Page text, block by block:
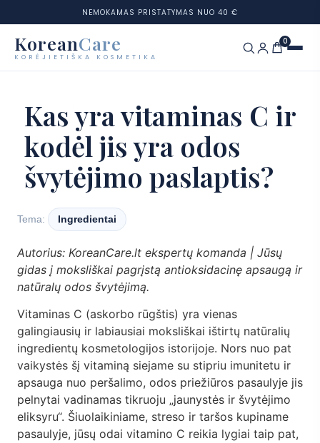
NEMOKAMAS PRISTATYMAS NUO 40 €
KoreanCare
KORĖJIETIŠKA KOSMETIKA
0
Kategorijos
Odos tipai
Rinkiniai
Odos testas
Tinklaraštis
DUK
Kontaktai
Apsipirkti
turinioKas yra vitaminas C ir
kodėl jis yra odos
švytėjimo paslaptis?
Tema: Ingredientai
Autorius: KoreanCare.lt ekspertų komanda | Jūsų
gidas į moksliškai pagrįstą antioksidacinę apsaugą ir
natūralų odos švytėjimą.
Vitaminas C (askorbo rūgštis) yra vienas
galingiausių ir labiausiai moksliškai ištirtų natūralių
ingredientų kosmetologijos istorijoje. Nors nuo pat
vaikystės šį vitaminą siejame su stipriu imunitetu ir
apsauga nuo peršalimo, odos priežiūros pasaulyje jis
pelnytai vadinamas tikruoju „jaunystės ir švytėjimo
eliksyru“. Šiuolaikiniame, streso ir taršos kupiname
pasaulyje, jūsų odai vitamino C reikia lygiai taip pat,